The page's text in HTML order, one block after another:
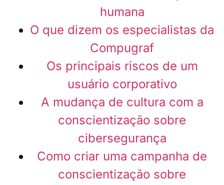
humana
O que dizem os especialistas da
Compugraf
Os principais riscos de um
usuário corporativo
A mudança de cultura com a
conscientização sobre
cibersegurança
Como criar uma campanha de
conscientização sobre